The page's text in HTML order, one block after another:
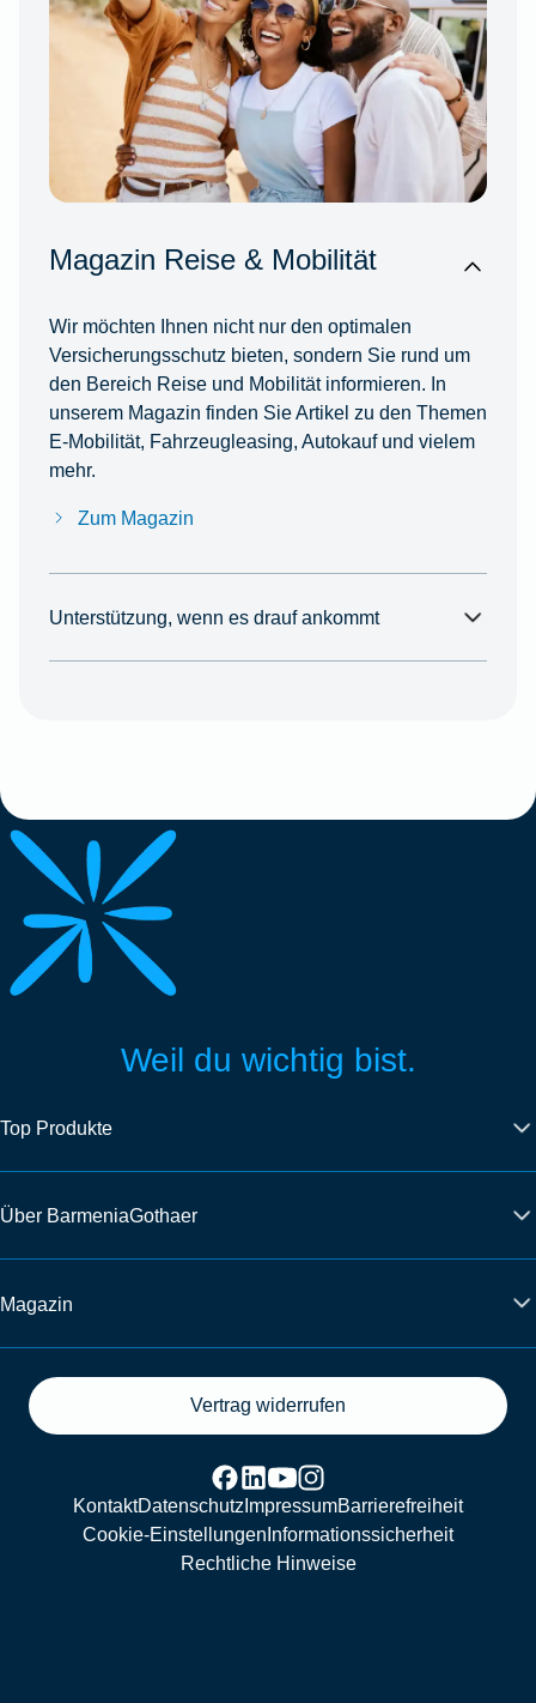
Magazin Reise & Mobilität
Wir möchten Ihnen nicht nur den optimalen
Versicherungsschutz bieten, sondern Sie rund um
den Bereich Reise und Mobilität informieren. In
unserem Magazin finden Sie Artikel zu den Themen
E-Mobilität, Fahrzeugleasing, Autokauf und vielem
mehr.
Zum Magazin
Unterstützung, wenn es drauf ankommt
Weil du wichtig bist.
Top Produkte
Über BarmeniaGothaer
Magazin
Vertrag widerrufen
KontaktDatenschutz ImpressumBarrierefreiheit
Cookie-Einstellungen Informationssicherheit
Rechtliche Hinweise